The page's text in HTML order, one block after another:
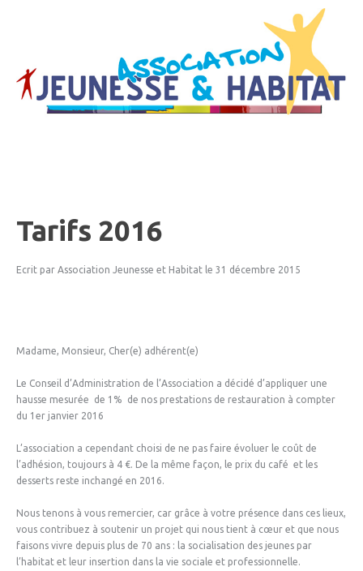
Tarifs 2016
Ecrit par Association Jeunesse et Habitat le 31 décembre 2015
Madame, Monsieur, Cher(e) adhérent(e)
Le Conseil d’Administration de l’Association a décidé d’appliquer une
hausse mesurée de 1% de nos prestations de restauration à compter
du 1er janvier 2016
L’association a cependant choisi de ne pas faire évoluer le coût de
l’adhésion, toujours à 4 €. De la même façon, le prix du café et les
desserts reste inchangé en 2016.
Nous tenons à vous remercier, car grâce à votre présence dans ces lieux,
vous contribuez à soutenir un projet qui nous tient à cœur et que nous
faisons vivre depuis plus de 70 ans : la socialisation des jeunes par
l’habitat et leur insertion dans la vie sociale et professionnelle.